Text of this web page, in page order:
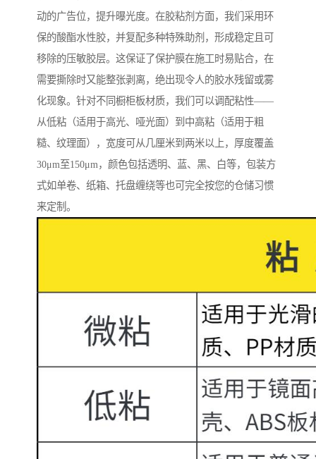
动的广告位，提升曝光度。在胶粘剂方面，我们采用环
保的酸酯水性胶，并复配多种特殊助剂，形成稳定且可
移除的压敏胶层。这保证了保护膜在施工时易贴合，在
需要撕除时又能整张剥离，绝出现令人的胶水残留或雾
化现象。针对不同橱柜板材质，我们可以调配粘性——
从低粘（适用于高光、哑光面）到中高粘（适用于粗
糙、纹理面），宽度可从几厘米到两米以上，厚度覆盖
30μm至150μm，颜色包括透明、蓝、黑、白等，包装方
式如单卷、纸箱、托盘缠绕等也可完全按您的仓储习惯
来定制。